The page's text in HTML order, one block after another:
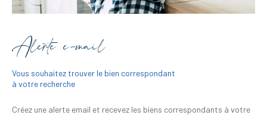
Alerte e-mail
Vous souhaitez trouver le bien correspondant
à votre recherche
Créez une alerte email et recevez les biens correspondants à votre